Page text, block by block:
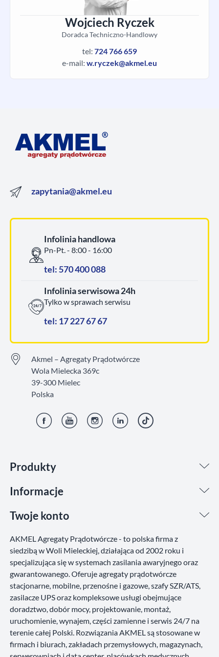
Wojciech Ryczek
Doradca Techniczno-Handlowy
tel: 724 766 659
e-mail: w.ryczek@akmel.eu
Produkty
Informacje
Twoje konto
zapytania@akmel.eu
Infolinia handlowa
Pn-Pt. - 8:00 - 16:00
tel: 570 400 088
Infolinia serwisowa 24h
Tylko w sprawach serwisu
tel: 17 227 67 67
Akmel – Agregaty Prądotwórcze
Wola Mielecka 369c
39-300 Mielec
Polska
AKMEL Agregaty Prądotwórcze - to polska firma z
siedzibą w Woli Mieleckiej, działająca od 2002 roku i
specjalizująca się w systemach zasilania awaryjnego oraz
gwarantowanego. Oferuje agregaty prądotwórcze
stacjonarne, mobilne, przenośne i gazowe, szafy SZR/ATS,
zasilacze UPS oraz kompleksowe usługi obejmujące
doradztwo, dobór mocy, projektowanie, montaż,
uruchomienie, wynajem, części zamienne i serwis 24/7 na
terenie całej Polski. Rozwiązania AKMEL są stosowane w
firmach i biurach, zakładach przemysłowych, magazynach,